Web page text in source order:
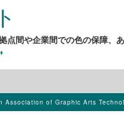
間や企業間での色の保障、
Association of Graphic Arts